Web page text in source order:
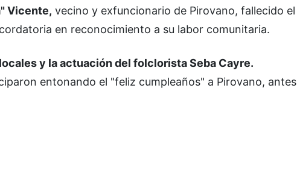
Vicente, vecino y exfuncionario de Pirovano, fallecido el
en reconocimiento a su labor comunitaria.
y la actuación del folclorista Seba Cayre.
entonando el "feliz cumpleaños" a Pirovano, antes